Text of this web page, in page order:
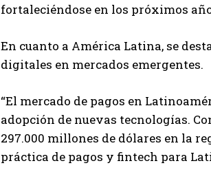
fortaleciéndose en los próximos
En cuanto a América Latina, se
digitales en mercados emergentes.
“El mercado de pagos en
adopción de nuevas tecnologías.
297.000 millones de dólares en la
práctica de pagos y fintech para